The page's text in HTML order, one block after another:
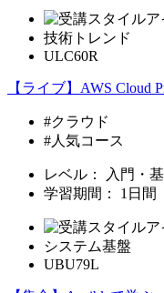
技術トレンド
ULC60R
【ライブ】AWS Cloud
#クラウド
#人気コース
レベル：
入門・
学習期間：
1日間
システム基盤
UBU79L